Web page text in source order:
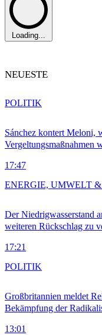
Loading...
NEUESTE
Sánchez kontert Meloni,
Vergeltungsmaßnahmen
17:47
POLITIK
Der Niedrigwasserstand
weiteren Rückschlag zu
17:21
ENERGIE, UMWELT
Großbritannien meldet
Bekämpfung der
13:01
POLITIK